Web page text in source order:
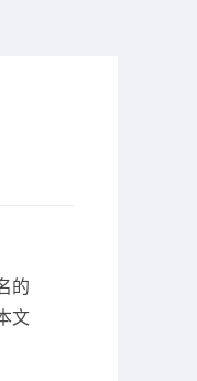
的
文